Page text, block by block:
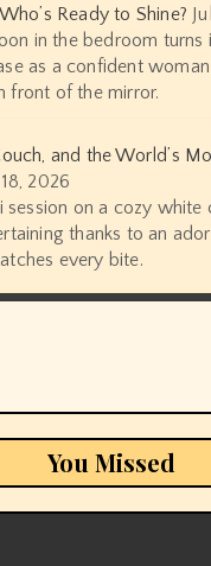
Ready to Shine?
in the bedroom turns
as a confident
front of the mirror.
and the World’s
18, 2026
session on a cozy white
thanks to an
every bite.
You Missed